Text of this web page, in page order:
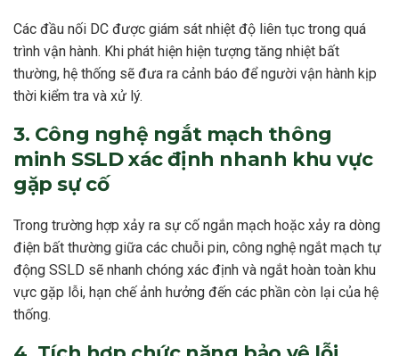
Các đầu nối DC được giám sát nhiệt độ liên tục trong quá
trình vận hành. Khi phát hiện hiện tượng tăng nhiệt bất
thường, hệ thống sẽ đưa ra cảnh báo để người vận hành kịp
thời kiểm tra và xử lý.
3. Công nghệ ngắt mạch thông
minh SSLD xác định nhanh khu vực
gặp sự cố
Trong trường hợp xảy ra sự cố ngắn mạch hoặc xảy ra dòng
điện bất thường giữa các chuỗi pin, công nghệ ngắt mạch tự
động SSLD sẽ nhanh chóng xác định và ngắt hoàn toàn khu
vực gặp lỗi, hạn chế ảnh hưởng đến các phần còn lại của hệ
thống.